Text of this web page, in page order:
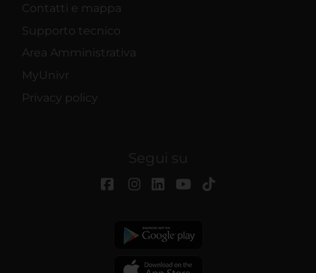
Contatti e mappa
Supporto tecnico
Area Amministrativa
MyUnivr
Privacy policy
Segui su